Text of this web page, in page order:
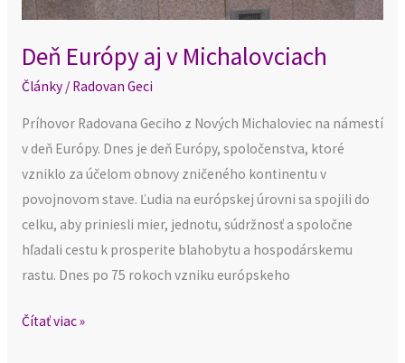
Deň Európy aj v Michalovciach
Články/ Radovan Geci
Príhovor Radovana Geciho z Nových Michaloviec na námestí
v deň Európy. Dnes je deň Európy, spoločenstva, ktoré
vzniklo za účelom obnovy zničeného kontinentu v
povojnovom stave. Ľudia na európskej úrovni sa spojili do
celku, aby priniesli mier, jednotu, súdržnosť a spoločne
hľadali cestu k prosperite blahobytu a hospodárskemu
rastu. Dnes po 75 rokoch vzniku európskeho
Čítať viac »